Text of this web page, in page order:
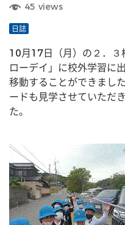
45 views
日誌
10月17日（月）の２．
ローデイ」に校外学習に
移動することができまし
ードも見学させていただ
た。